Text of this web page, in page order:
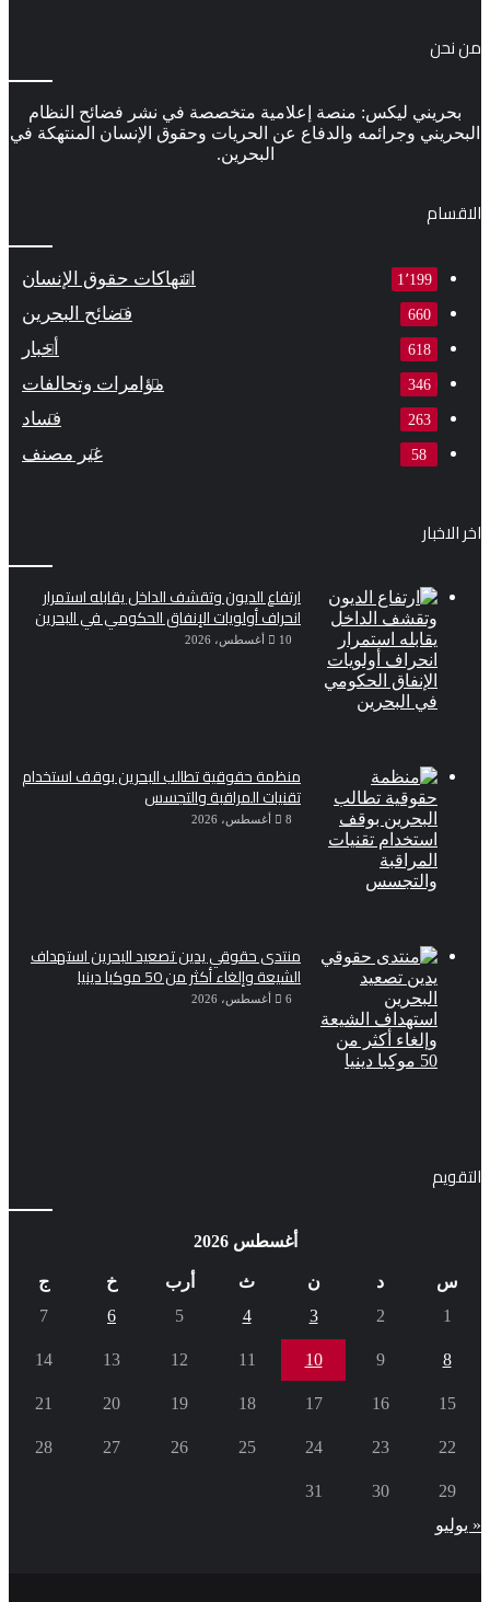
من نحن
بحريني ليكس: منصة إعلامية متخصصة في نشر فضائح النظام
البحريني وجرائمه والدفاع عن الحريات وحقوق الإنسان المنتهكة في
البحرين.
الاقسام
انتهاكات حقوق الإنسان 1٬199
فضائح البحرين 660
أخبار 618
مؤامرات وتحالفات 346
فساد 263
غير مصنف 58
اخر الاخبار
ارتفاع الديون وتقشف الداخل يقابله استمرار
انحراف أولويات الإنفاق الحكومي في البحرين
10 أغسطس، 2026
منظمة حقوقية تطالب البحرين بوقف استخدام
تقنيات المراقبة والتجسس
8 أغسطس، 2026
منتدى حقوقي يدين تصعيد البحرين استهداف
الشيعة وإلغاء أكثر من 50 موكبا دينيا
6 أغسطس، 2026
التقويم
أغسطس 2026
س د ن ث أرب خ
ج
1
2
3
4
5
6
7
8
9
10
11
12
13
14
15
16
17
18
19
20
21
22
23
24
25
26
27
28
29
30
31
« يوليو